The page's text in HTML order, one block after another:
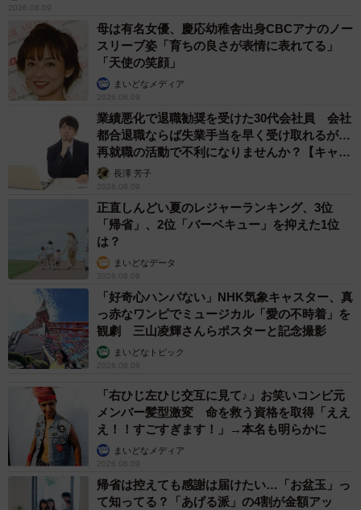
2026.08.09
母は有名女優、慶応幼稚舎出身CBCアナのノー
スリーブ姿「育ちの良さが表情に表れてる」
「天使の笑顔」
まいどなメディア
2026.08.09
業績悪化で退職勧奨を受けた30代会社員 会社
都合退職ならば失業手当を早く受け取れるが…
再就職の活動で不利になりませんか？【キャリ
アカウンセラーが解説】
長澤 芳子
2026.08.09
正直しんどい夏のレジャーランキング、3位
「帰省」、2位「バーベキュー」を抑えた1位
は？
まいどなデータ
2026.08.09
「好奇心ハンパない」NHK気象キャスター、真
っ赤なワンピでミュージカル「愛の不時着」を
観劇 三山凌輝さんらポスターと記念撮影
まいどなトピック
2026.08.09
「右ひじ左ひじ交互に見て♪」お笑いコンビ元
メンバー髪型激変 命を救う資格を取得「ええ
え！！すごすぎます！」→本名も明らかに
まいどなメディア
2026.08.09
帰省は控えても感謝は届けたい…「お盆玉」っ
て知ってる？「あげる派」の4割が金額アッ